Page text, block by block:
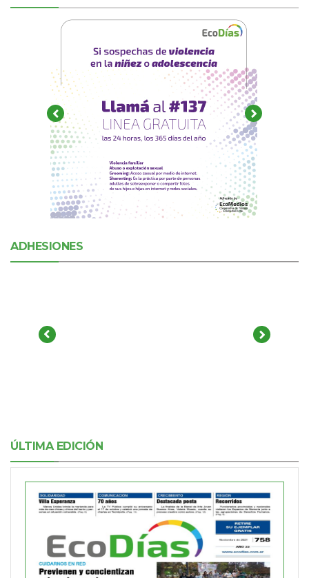
ADHESIONES
ÚLTIMA EDICIÓN